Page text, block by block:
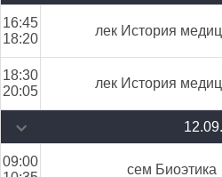
16:45
18:20
лек История
18:30
20:05
лек История
09:00
сем Биоэтика